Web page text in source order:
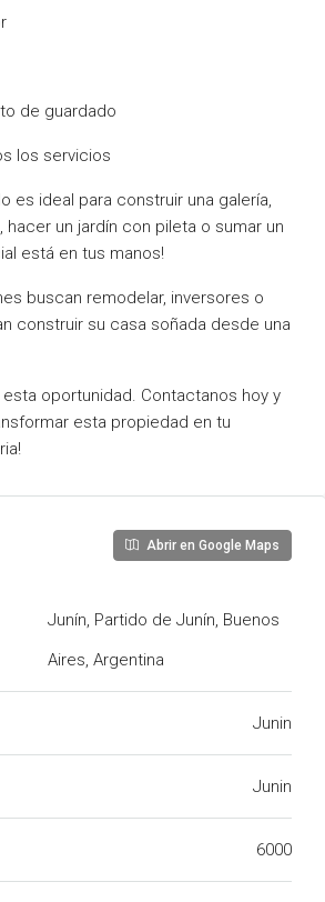
de guardado
los servicios
es ideal para construir una galería,
hacer un jardín con pileta o sumar un
está en tus manos!
buscan remodelar, inversores o
construir su casa soñada desde una
oportunidad. Contactanos hoy y
esta propiedad en tu
Abrir en Google Maps
Junín, Partido de Junín, Buenos
Aires, Argentina
Junin
Junin
6000